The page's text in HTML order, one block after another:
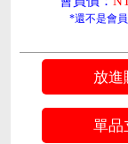
*還不是會